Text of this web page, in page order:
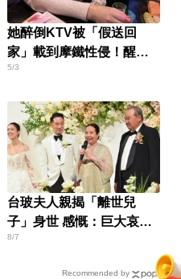
她醉倒KTV被「假送回
家」載到摩鐵性侵！醒來
婚姻全毀
5/3
台玻夫人親揭「離世兒
子」身世 感慨：巨大哀傷
足不出戶
8/7
Recommended by